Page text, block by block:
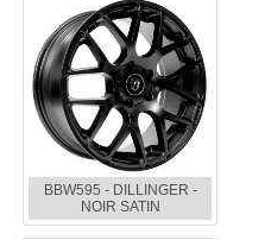
BBW595 - DILLINGER -
NOIR SATIN